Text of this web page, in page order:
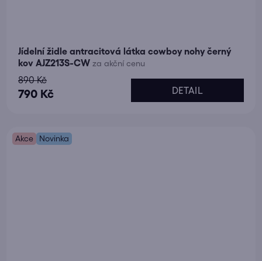
Jídelní židle antracitová látka cowboy nohy černý
kov AJZ213S-CW za akční cenu
790 Kč
890 Kč
DETAIL
Akce Novinka